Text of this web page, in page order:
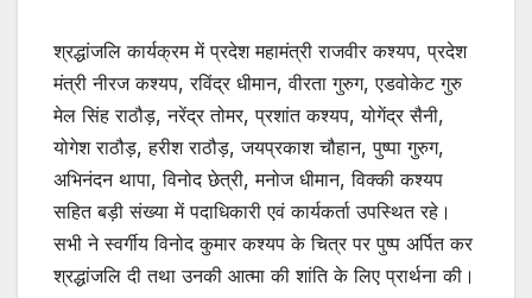
श्रद्धांजलि कार्यक्रम में प्रदेश महामंत्री राजवीर कश्यप, प्रदेश
मंत्री नीरज कश्यप, रविंद्र धीमान, वीरता गुरुग, एडवोकेट गुरु
मेल सिंह राठौड़, नरेंद्र तोमर, प्रशांत कश्यप, योगेंद्र सैनी,
योगेश राठौड़, हरीश राठौड़, जयप्रकाश चौहान, पुष्पा गुरुग,
अभिनंदन थापा, विनोद छेत्री, मनोज धीमान, विक्की कश्यप
सहित बड़ी संख्या में पदाधिकारी एवं कार्यकर्ता उपस्थित रहे।
सभी ने स्वर्गीय विनोद कुमार कश्यप के चित्र पर पुष्प अर्पित कर
श्रद्धांजलि दी तथा उनकी आत्मा की शांति के लिए प्रार्थना की।